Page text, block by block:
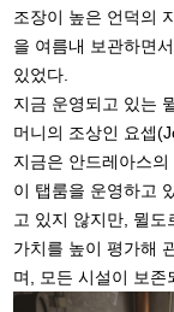
조장이 높은 언덕의
을 여름내 보관하면
있었다.
지금 운영되고 있는
머니의 조상인 요셉
지금은 안드레아스
이 탭룸을 운영하고
고 있지 않지만, 뮐도
가치를 높이 평가해
며, 모든 시설이 보존